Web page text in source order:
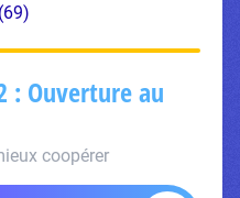
: Ouverture au
coopérer